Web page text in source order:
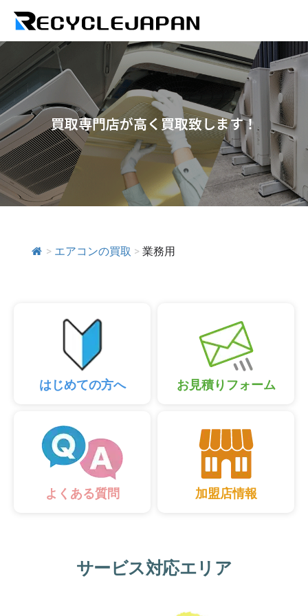
買取専門店が高く買取致します！
> エアコンの買取 > 業務用
はじめての方へ お見積りフォーム
よくある質問 加盟店情報
サービス対応エリア